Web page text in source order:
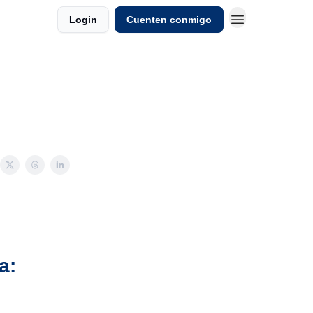
Login Cuenten conmigo